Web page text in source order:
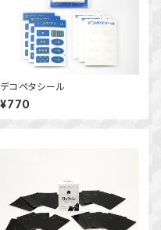
デコペタシール
¥770